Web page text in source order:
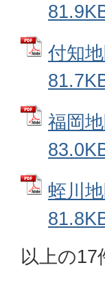
付知
福岡
蛭川
以上の17